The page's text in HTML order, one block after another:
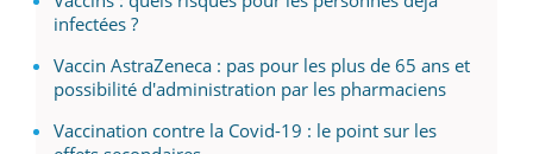
infectées ?
Vaccin AstraZeneca : pas pour les plus de 65 ans et
possibilité d'administration par les pharmaciens
Vaccination contre la Covid-19 : le point sur les